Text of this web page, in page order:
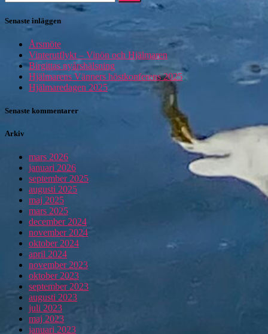
efter:
Senaste inläggen
Årsmöte
Vinterutflykt – Vinön och Hjälmaren
Birgittas nyårshälsning
Hjälmarens Vänners höstkonferens 2025
Hjälmaredagen 2025
Senaste kommentarer
Arkiv
mars 2026
januari 2026
september 2025
augusti 2025
maj 2025
mars 2025
december 2024
november 2024
oktober 2024
april 2024
november 2023
oktober 2023
september 2023
augusti 2023
juli 2023
maj 2023
januari 2023